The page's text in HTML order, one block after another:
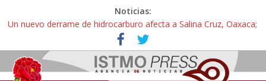
Noticias:
Un nuevo derrame de hidrocarburo afecta a Salina Cruz, Oaxaca;
ahora pescadores de Salinas del Marqués denuncian daños de
Pemex
Ángel, el joven autista expulsado por la Universidad Bienestar de
Ixtepec, Oaxaca vuelve a las aulas tras amparo